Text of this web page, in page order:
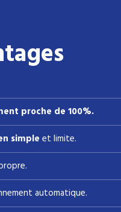
proche de 100%.
simple et limite.
automatique.